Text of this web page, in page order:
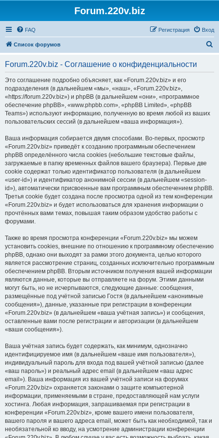
Forum.220v.biz
FAQ Вход
Регистрация
Список форумов
Forum.220v.biz - Соглашение о конфиденциальности
Это соглашение подробно объясняет, как «Forum.220v.biz» и его
подразделения (в дальнейшем «мы», «наш», «Forum.220v.biz»,
«https://forum.220v.biz») и phpBB (в дальнейшем «они», «программное
обеспечение phpBB», «www.phpbb.com», «phpBB Limited», «phpBB
Teams») используют информацию, полученную во время любой из ваших
пользовательских сессий (в дальнейшем «ваша информация»).
Ваша информация собирается двумя способами. Во-первых, просмотр
«Forum.220v.biz» приведёт к созданию программным обеспечением
phpBB определённого числа cookies (небольшие текстовые файлы,
загружаемые в папку временных файлов вашего браузера). Первые две
cookie содержат только идентификатор пользователя (в дальнейшем
«user-id») и идентификатор анонимной сессии (в дальнейшем «session-
id»), автоматически присвоенные вам программным обеспечением phpBB.
Третья cookie будет создана после просмотра одной из тем конференции
«Forum.220v.biz» и будет использоваться для хранения информации о
прочтённых вами темах, повышая таким образом удобство работы с
форумами.
Также во время просмотра конференции «Forum.220v.biz» мы можем
установить cookies, внешние по отношению к программному обеспечению
phpBB, однако они выходят за рамки этого документа, целью которого
является рассмотрение страниц, созданных исключительно программным
обеспечением phpBB. Вторым источником получения вашей информации
являются данные, которые вы отправляете на форум. Этими данными
могут быть, но не исчерпываются, следующие данные: сообщения,
размещённые под учётной записью Гостя (в дальнейшем «анонимные
сообщения»), данные, указанные при регистрации в конференции
«Forum.220v.biz» (в дальнейшем «ваша учётная запись») и сообщения,
оставленные вами после регистрации и авторизации (в дальнейшем
«ваши сообщения»).
Ваша учётная запись будет содержать, как минимум, однозначно
идентифицируемое имя (в дальнейшем «ваше имя пользователя»),
индивидуальный пароль для входа под вашей учётной записью (далее
«ваш пароль») и реальный адрес email (в дальнейшем «ваш адрес
email»). Ваша информация из вашей учётной записи на форумах
«Forum.220v.biz» охраняется законами о защите компьютерной
информации, применяемыми в стране, предоставляющей нам услуги
хостинга. Любая информация, запрашиваемая при регистрации в
конференции «Forum.220v.biz», кроме вашего имени пользователя,
вашего пароля и вашего адреса email, может быть как необходимой, так и
необязательной ко вводу, на усмотрение администрации конференции